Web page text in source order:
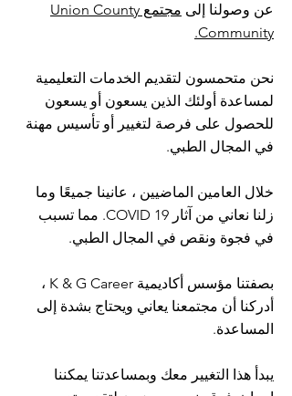
عن وصولنا إلى
مجتمع Union County
Community.
نحن متحمسون لتقديم الخدمات التعليمية
لمساعدة أولئك الذين يسعون أو يسعون
للحصول على فرصة لتغيير أو تأسيس مهنة
في المجال الطبي.
خلال العامين الماضيين ، عانينا جميعًا وما
زلنا نعاني من آثار COVID 19. مما تسبب
في فجوة ونقص في المجال الطبي.
بصفتنا مؤسس أكاديمية K & G Career ،
أدركنا أن مجتمعنا يعاني ويحتاج بشدة إلى
المساعدة.
يبدأ هذا التغيير معك وبمساعدتنا يمكننا